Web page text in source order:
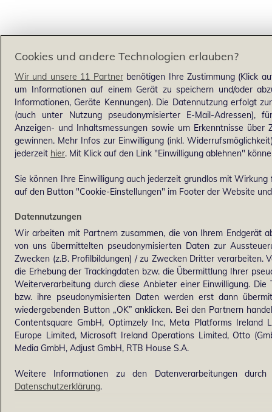
Cookies und andere Technologien erlauben?
Wir und unsere 11 Partnerbenötigen Ihre Zustimmung (Klick
um Informationen auf einem Gerät zu speichern und/oder
Informationen, Geräte Kennungen). Die Datennutzung erfolgt
(auch unter Nutzung pseudonymisierter E-Mail-Adressen),
Anzeigen- und Inhaltsmessungen sowie um Erkenntnisse über
gewinnen. Mehr Infos zur Einwilligung (inkl.
jederzeit hier. Mit Klick auf den Link "Einwilligung ablehnen"
Sie können Ihre Einwilligung auch jederzeit grundlos mit
auf den Button "Cookie-Einstellungen" im Footer der Website
Datennutzungen
Wir arbeiten mit Partnern zusammen, die von Ihrem Endgerät
von uns übermittelten pseudonymisierten Daten zur
Zwecken (z.B. Profilbildungen) / zu Zwecken Dritter verarbeiten.
die Erhebung der Trackingdaten bzw. die Übermittlung Ihrer
Weiterverarbeitung durch diese Anbieter einer Einwilligung.
bzw. ihre pseudonymisierten Daten werden erst dann
wiedergebenden Button „OK” anklicken. Bei den Partnern
Contentsquare GmbH, Optimzely Inc, Meta Platforms Ireland
Europe Limited, Microsoft Ireland Operations Limited, Otto
Media GmbH, Adjust GmbH, RTB House S.A.
Weitere Informationen zu den Datenverarbeitungen
Datenschutzerklärung.